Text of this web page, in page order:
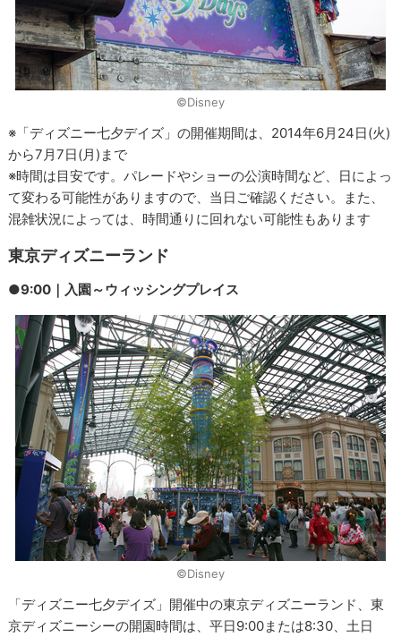
©Disney
※「ディズニー七夕デイズ」の開催期間は、2014年6月24日(火)
から7月7日(月)まで
※時間は目安です。パレードやショーの公演時間など、日によっ
て変わる可能性がありますので、当日ご確認ください。また、
混雑状況によっては、時間通りに回れない可能性もあります
東京ディズニーランド
●9:00｜入園～ウィッシングプレイス
©Disney
「ディズニー七夕デイズ」開催中の東京ディズニーランド、東
京ディズニーシーの開園時間は、平日9:00または8:30、土日